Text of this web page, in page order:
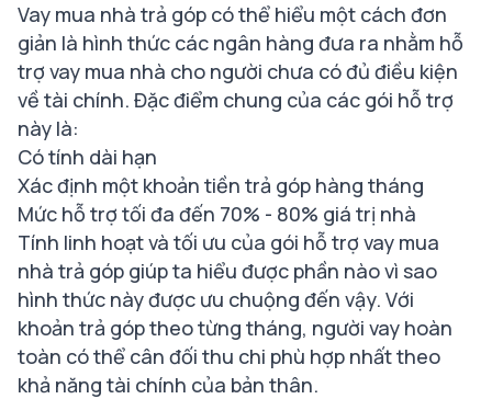
Vay mua nhà trả góp có thể hiểu một cách đơn
giản là hình thức các ngân hàng đưa ra nhằm hỗ
trợ vay mua nhà cho người chưa có đủ điều kiện
về tài chính. Đặc điểm chung của các gói hỗ trợ
này là:
Có tính dài hạn
Xác định một khoản tiền trả góp hàng tháng
Mức hỗ trợ tối đa đến 70% - 80% giá trị nhà
Tính linh hoạt và tối ưu của gói hỗ trợ vay mua
nhà trả góp giúp ta hiểu được phần nào vì sao
hình thức này được ưu chuộng đến vậy. Với
khoản trả góp theo từng tháng, người vay hoàn
toàn có thể cân đối thu chi phù hợp nhất theo
khả năng tài chính của bản thân.